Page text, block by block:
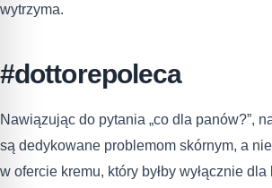
wytrzyma.
#dottorepoleca
Nawiązując do pytania „co dla panów?”,
są dedykowane problemom skórnym, a
w ofercie kremu, który byłby wyłącznie